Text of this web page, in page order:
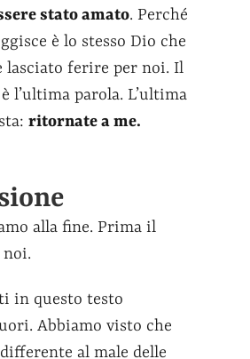
stato amato. Perché
è lo stesso Dio che
lasciato ferire per noi. Il
l’ultima parola. L’ultima
ritornate a me.
alla fine. Prima il
in questo testo
Abbiamo visto che
al male delle